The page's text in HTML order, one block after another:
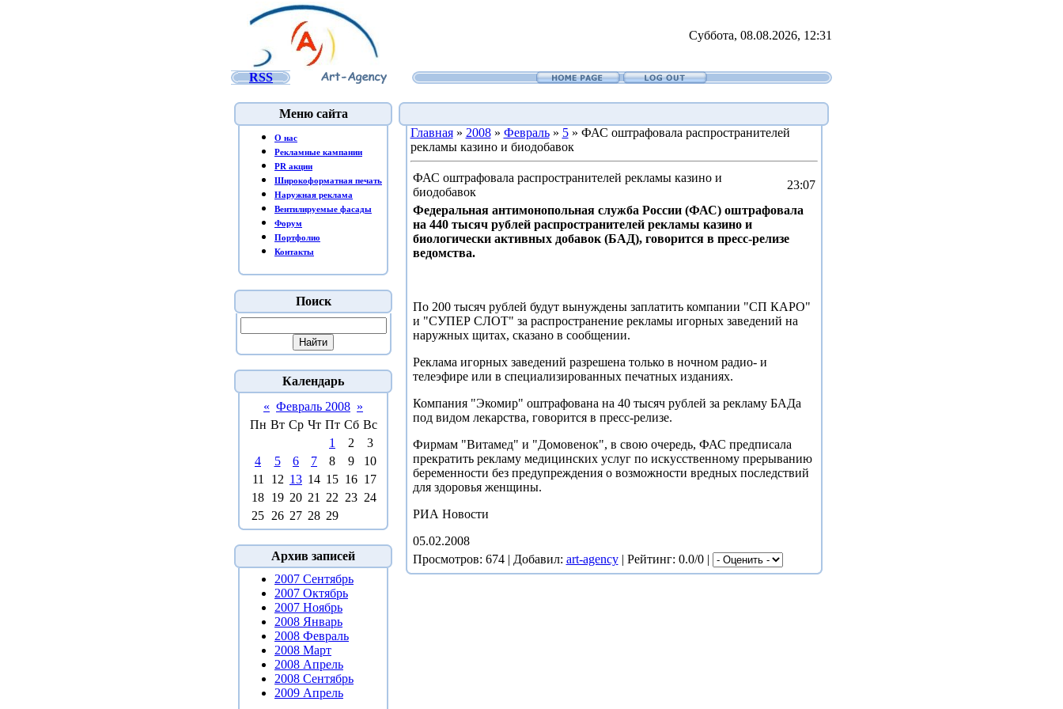
Суббота, 08.08.2026, 12:31
RSS
Меню сайта
O нас
Рекламные кампании
PR акции
Широкоформатная печать
Наружная реклама
Вентилируемые фасады
Форум
Портфолио
Контакты
Поиск
Календарь
« Февраль 2008 »
Пн Вт Ср Чт Пт Сб Вс
1
2
3
4
5 6 7 8 9
10
11
12 13 14 15 16 17
18 19 20 21 22 23 24
25 26 27 28 29
Архив записей
2007 Сентябрь
2007 Октябрь
2007 Ноябрь
2008 Январь
2008 Февраль
2008 Март
2008 Апрель
2008 Сентябрь
2009 Апрель
Главная» 2008 » Февраль » 5» ФАС оштрафовала распространителей
рекламы казино и биодобавок
ФАС оштрафовала распространителей рекламы казино и
биодобавок
23:07
Федеральная антимонопольная служба России (ФАС) оштрафовала
на 440 тысяч рублей распространителей рекламы казино и
биологически активных добавок (БАД), говорится в пресс-релизе
ведомства.
По 200 тысяч рублей будут вынуждены заплатить компании "СП КАРО"
и "СУПЕР СЛОТ" за распространение рекламы игорных заведений на
наружных щитах, сказано в сообщении.
Реклама игорных заведений разрешена только в ночном радио- и
телеэфире или в специализированных печатных изданиях.
Компания "Экомир" оштрафована на 40 тысяч рублей за рекламу БАДа
под видом лекарства, говорится в пресс-релизе.
Фирмам "Витамед" и "Домовенок", в свою очередь, ФАС предписала
прекратить рекламу медицинских услуг по искусственному прерыванию
беременности без предупреждения о возможности вредных последствий
для здоровья женщины.
РИА Новости
05.02.2008
Просмотров: 674 | Добавил: art-agency| Рейтинг: 0.0/0 |